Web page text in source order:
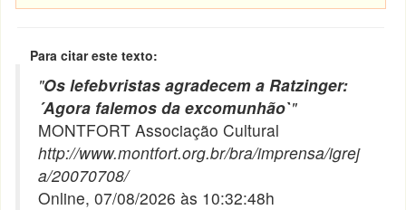
Para citar este texto:
"Os lefebvristas agradecem a Ratzinger:
´Agora falemos da excomunhão`"
MONTFORT Associação Cultural
http://www.montfort.org.br/bra/imprensa/igrej
a/20070708/
Online, 07/08/2026 às 10:32:48h